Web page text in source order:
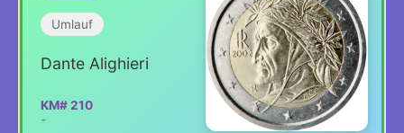
Umlauf
Dante Alighieri
KM# 210
-